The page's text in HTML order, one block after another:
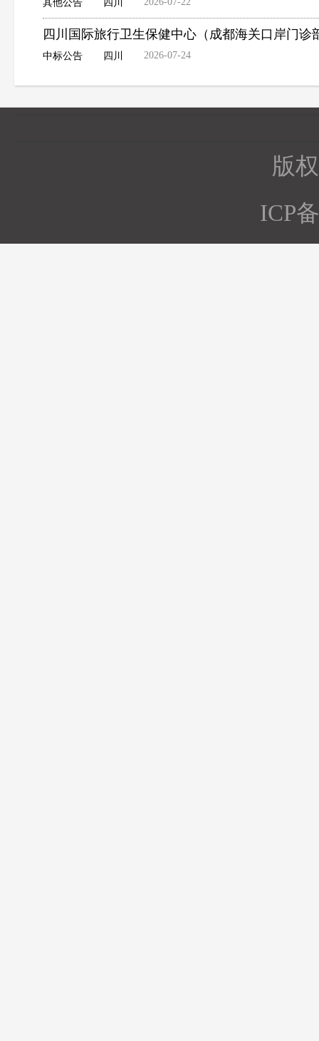
其他公告 四川
四川国际旅行卫生保健中心（成都海关口岸门
中标公告 四川 2026-07-24
版
ICP